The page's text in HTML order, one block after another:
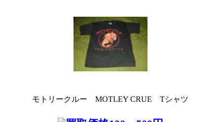
モトリークルー MOTLEY CRUE Tシャツ